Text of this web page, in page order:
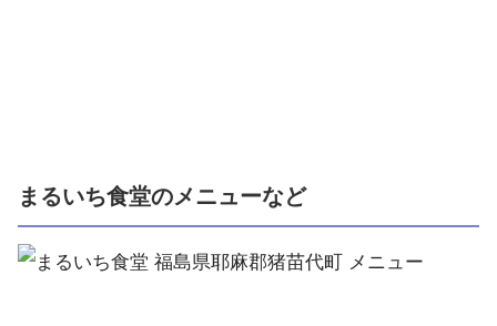
まるいち食堂のメニューなど